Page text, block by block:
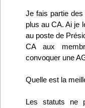
Désabo
Je fais partie
plus au CA. Ai je
au poste de
CA aux
convoquer une
Quelle est la
Les statuts ne